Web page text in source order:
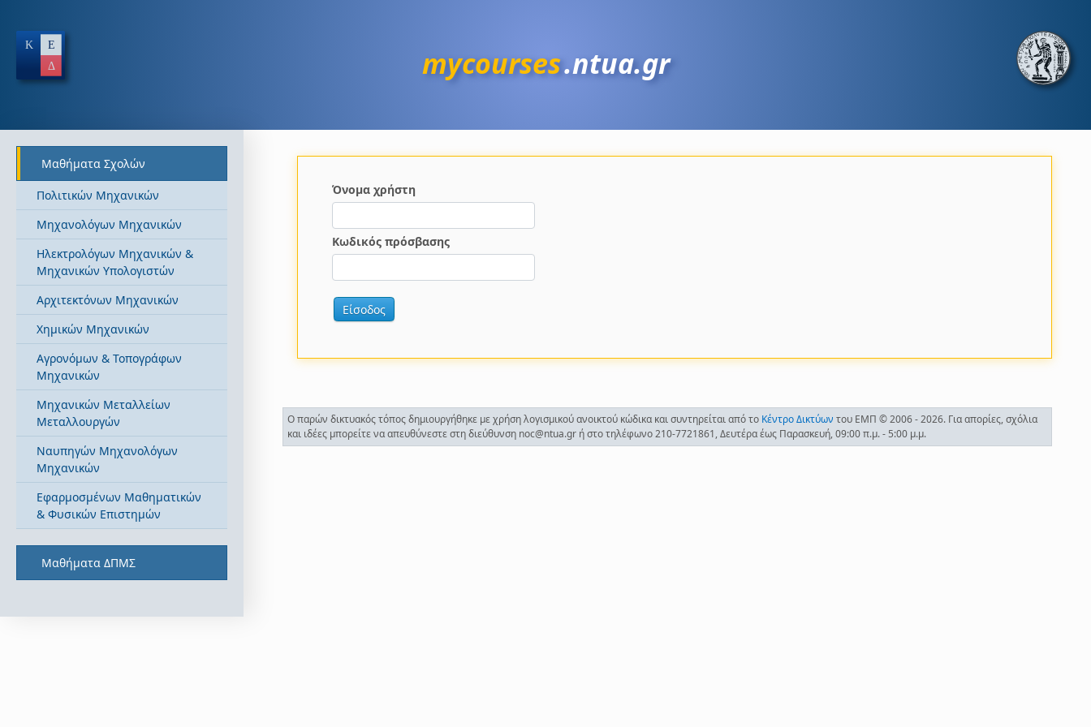
Μαθήματα Σχολών
Πολιτικών Μηχανικών
Μηχανολόγων Μηχανικών
Ηλεκτρολόγων Μηχανικών &
Μηχανικών Υπολογιστών
Αρχιτεκτόνων Μηχανικών
Χημικών Μηχανικών
Αγρονόμων & Τοπογράφων
Μηχανικών
Μηχανικών Μεταλλείων
Μεταλλουργών
Ναυπηγών Μηχανολόγων
Μηχανικών
Εφαρμοσμένων Μαθηματικών
& Φυσικών Επιστημών
Μαθήματα ΔΠΜΣ
mycourses.ntua.gr
Όνομα χρήστη
Κωδικός πρόσβασης
Ο παρών δικτυακός τόπος δημιουργήθηκε με χρήση λογισμικού ανοικτού κώδικα και συντηρείται από το Κέντρο Δικτύων του ΕΜΠ © 2006 - 2026. Για απορίες, σχόλια
και ιδέες μπορείτε να απευθύνεστε στη διεύθυνση noc@ntua.gr ή στο τηλέφωνο 210-7721861, Δευτέρα έως Παρασκευή, 09:00 π.μ. - 5:00 μ.μ.